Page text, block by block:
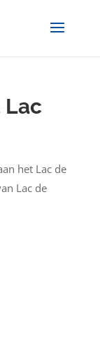
Lac
het Lac de
Lac de